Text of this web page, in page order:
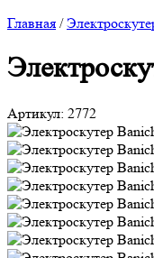
Главная /
Артикул: 2772